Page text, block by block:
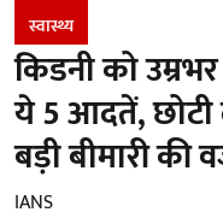
स्वास्थ्य
किडनी को
ये 5 आदतें, छोटी
बड़ी बीमारी की
IANS